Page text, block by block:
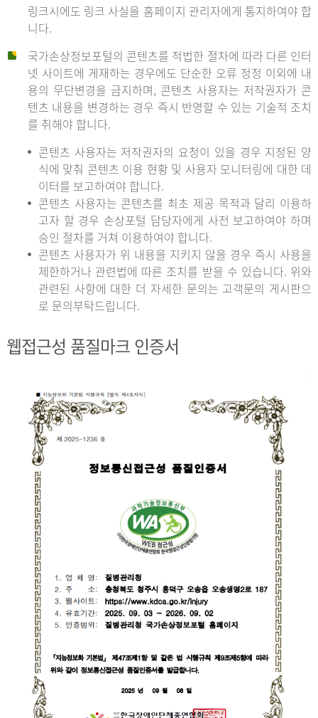
링크시에도 링크 사실을 홈페이지 관리자에게 통지하여야 합
니다.
국가손상정보포털의 콘텐츠를 적법한 절차에 따라 다른 인터
넷 사이트에 게재하는 경우에도 단순한 오류 정정 이외에 내
용의 무단변경을 금지하며, 콘텐츠 사용자는 저작권자가 콘
텐츠 내용을 변경하는 경우 즉시 반영할 수 있는 기술적 조치
를 취해야 합니다.
콘텐츠 사용자는 저작권자의 요청이 있을 경우 지정된 양
식에 맞춰 콘텐츠 이용 현황 및 사용자 모니터링에 대한 데
이터를 보고하여야 합니다.
콘텐츠 사용자는 콘텐츠를 최초 제공 목적과 달리 이용하
고자 할 경우 손상포털 담당자에게 사전 보고하여야 하며
승인 절차를 거쳐 이용하여야 합니다.
콘텐츠 사용자가 위 내용을 지키지 않을 경우 즉시 사용을
제한하거나 관련법에 따른 조치를 받을 수 있습니다. 위와
관련된 사항에 대한 더 자세한 문의는 고객문의 게시판으
로 문의부탁드립니다.
웹접근성 품질마크 인증서